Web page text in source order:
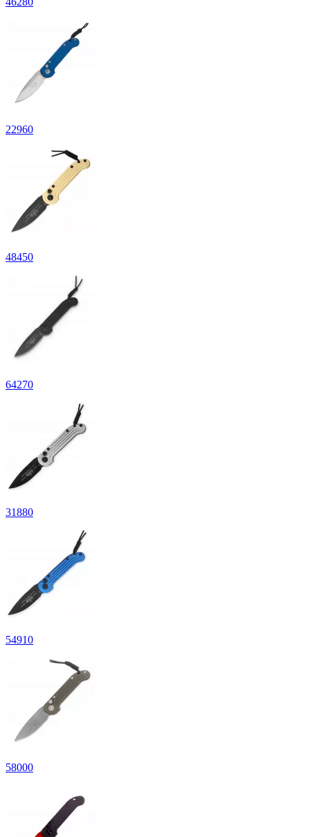
22960
48450
64270
31880
54910
58000